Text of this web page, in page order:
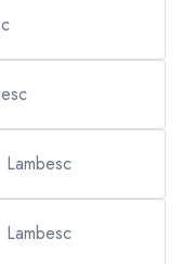
Lambesc
Lambesc